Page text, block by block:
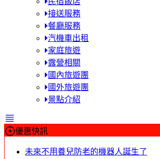
接送服務
餐廳服務
汽機車出租
家庭旅遊
露營相關
國內旅遊團
國外旅遊團
景點介紹
優惠快訊
未來不用養兒防老的機器人誕生了